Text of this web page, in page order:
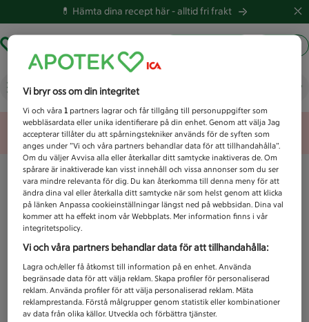
💊 Hämta dina recept här -alltid fri frakt
Vad letar du efter idag?
Unknown error
Vi bryr oss om din integritet
Vi och våra1 partners lagrar och får tillgång till personuppgifter som
webbläsardata eller unika identifierare på din enhet. Genom att välja Jag
accepterar tillåter du att spårningstekniker används för de syften som
anges under ”Vi och våra partners behandlar data för att tillhandahålla”.
Om du väljer Avvisa alla eller återkallar ditt samtycke inaktiveras de. Om
spårare är inaktiverade kan visst innehåll och vissa annonser som du ser
vara mindre relevanta för dig. Du kan återkomma till denna meny för att
ändra dina val eller återkalla ditt samtycke när som helst genom att klicka
på länken Anpassa cookieinställningar längst ned på webbsidan. Dina val
kommer att ha effekt inom vår Webbplats. Mer information finns i vår
integritetspolicy.
Vi och våra partners behandlar data för att tillhandahålla:
Lagra och/eller få åtkomst till information på en enhet. Använda
begränsade data för att välja reklam. Skapa profiler för personaliserad
reklam. Använda profiler för att välja personaliserad reklam. Mäta
reklamprestanda. Förstå målgrupper genom statistik eller kombinationer
av data från olika källor. Utveckla och förbättra tjänster.